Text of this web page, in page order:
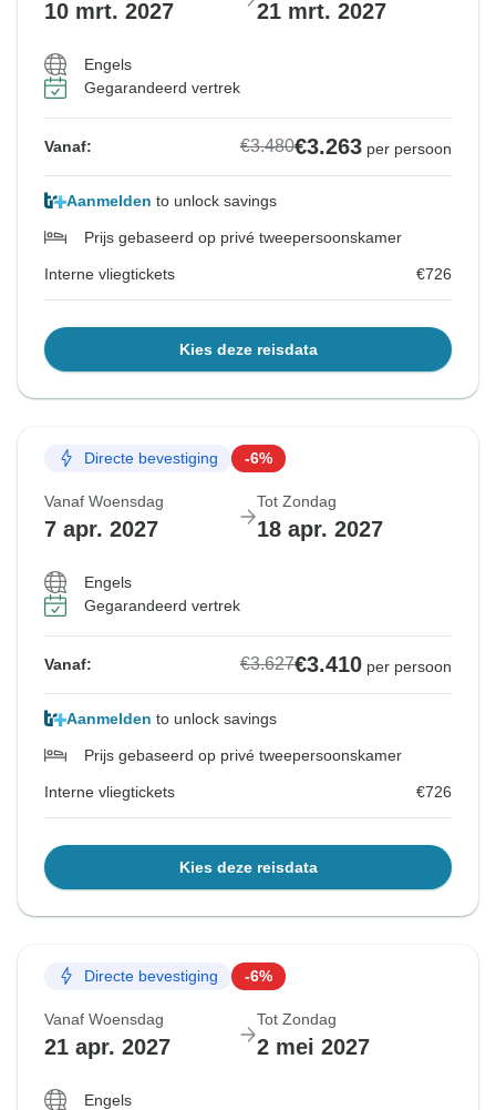
10 mrt. 2027 21 mrt. 2027
Engels
Gegarandeerd vertrek
Vanaf: €3.480€3.263 per persoon
Aanmelden to unlock savings
Prijs gebaseerd op privé tweepersoonskamer
Interne vliegtickets €726
Kies deze reisdata
Directe bevestiging -6%
Vanaf Woensdag
7 apr. 2027
Tot Zondag
18 apr. 2027
Engels
Gegarandeerd vertrek
Vanaf: €3.627€3.410 per persoon
Aanmelden to unlock savings
Prijs gebaseerd op privé tweepersoonskamer
Interne vliegtickets €726
Kies deze reisdata
Directe bevestiging -6%
Vanaf Woensdag
21 apr. 2027
Tot Zondag
2 mei 2027
Engels